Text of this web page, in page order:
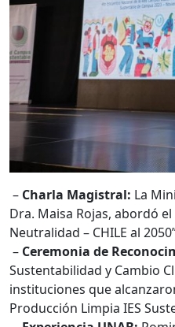
– Charla Magistral: La
Dra. Maisa Rojas, abordó
Neutralidad – CHILE al
– Ceremonia de
Sustentabilidad y Cambio
instituciones que
Producción Limpia IES